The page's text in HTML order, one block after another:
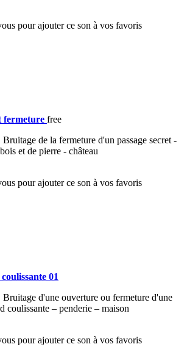
fermeture free
de la fermeture d'un passage secret -
et de pierre - château
01
d'une ouverture ou fermeture d'une
coulissante – penderie – maison